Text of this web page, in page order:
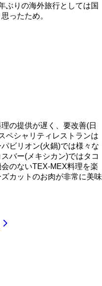
ぶりの海外旅行としては国
ったため。
の提供が遅く、要改善(日
ペシャリティレストランは
ビリオン(火鍋)では様々な
バー(メキシカン)ではタコ
のないTEX-MEX料理を楽
カットのお肉が非常に美味